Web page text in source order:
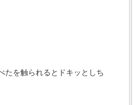
たを触られるとドキッとしち